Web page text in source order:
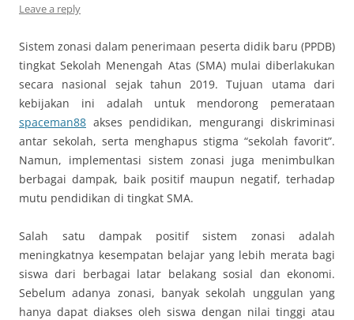
Leave a reply
Sistem zonasi dalam penerimaan peserta didik baru (PPDB)
tingkat Sekolah Menengah Atas (SMA) mulai diberlakukan
secara nasional sejak tahun 2019. Tujuan utama dari
kebijakan ini adalah untuk mendorong pemerataan
spaceman88 akses pendidikan, mengurangi diskriminasi
antar sekolah, serta menghapus stigma “sekolah favorit”.
Namun, implementasi sistem zonasi juga menimbulkan
berbagai dampak, baik positif maupun negatif, terhadap
mutu pendidikan di tingkat SMA.
Salah satu dampak positif sistem zonasi adalah
meningkatnya kesempatan belajar yang lebih merata bagi
siswa dari berbagai latar belakang sosial dan ekonomi.
Sebelum adanya zonasi, banyak sekolah unggulan yang
hanya dapat diakses oleh siswa dengan nilai tinggi atau